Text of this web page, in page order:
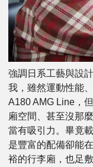
強調日系工藝與設
我，雖然運動性能
A180 AMG Line，
廂空間、甚至沒那
當有吸引力。畢竟
是豐富的配備卻能
裕的行李廂，也足